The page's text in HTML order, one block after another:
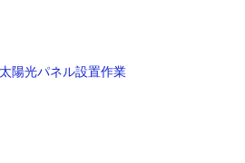
陽光パネル設置作業